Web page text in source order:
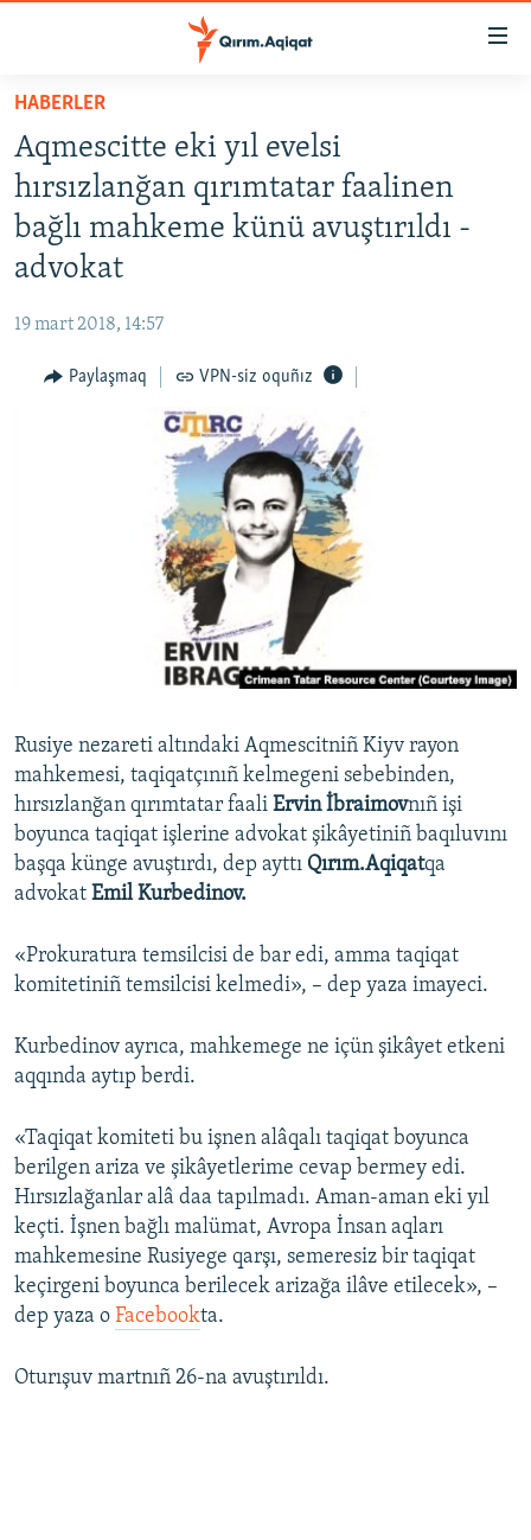
Esas
qaytmaq
Baş
navigatsiyağa
qaytmaq
Qıdıruvğa
SİYASET
İQTİSADİYAT
CEMİYET
İNSAN AQLARI
VİDEO
RFE/RS bütün saytları
HABERLER
Aqmescitte eki yıl evelsi
hırsızlanğan qırımtatar faalinen
bağlı mahkeme künü avuştırıldı -
advokat
19 mart 2018, 14:57
Paylaşmaq VPN-siz oquñız
Rusiye nezareti altındaki Aqmescitniñ Kiyv rayon
mahkemesi, taqiqatçınıñ kelmegeni sebebinden,
hırsızlanğan qırımtatar faali Ervin İbraimovnıñ işi
boyunca taqiqat işlerine advokat şikâyetiniñ baqıluvını
başqa künge avuştırdı, dep ayttı Qırım.Aqiqatqa
advokat Emil Kurbedinov.
«Prokuratura temsilcisi de bar edi, amma taqiqat
komitetiniñ temsilcisi kelmedi», – dep yaza imayeci.
Kurbedinov ayrıca, mahkemege ne içün şikâyet etkeni
aqqında aytıp berdi.
«Taqiqat komiteti bu işnen alâqalı taqiqat boyunca
berilgen ariza ve şikâyetlerime cevap bermey edi.
Hırsızlağanlar alâ daa tapılmadı. Aman-aman eki yıl
keçti. İşnen bağlı malümat, Avropa İnsan aqları
mahkemesine Rusiyege qarşı, semeresiz bir taqiqat
keçirgeni boyunca berilecek arizağa ilâve etilecek», –
dep yaza o Facebookta.
Oturışuv martnıñ 26-na avuştırıldı.